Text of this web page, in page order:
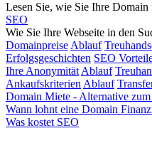
Lesen Sie, wie Sie Ihre Domain
SEO
Wie Sie Ihre Webseite in den
Domainpreise Ablauf
Erfolgsgeschichten SEO
Ihre Anonymität Ablauf
Ankaufskriterien Ablauf
Domain Miete - Alternative
Wann lohnt eine Domain
Was kostet SEO